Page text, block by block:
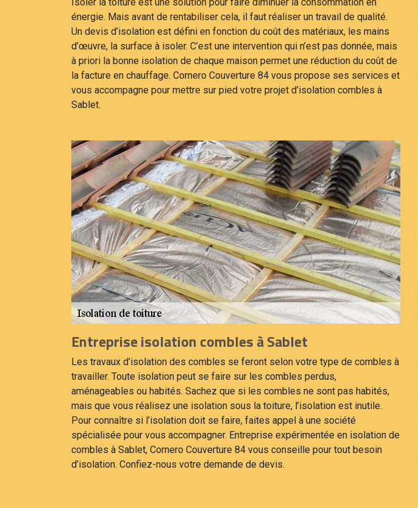
énergie. Mais avant de rentabiliser cela, il faut réaliser un travail de qualité.
Un devis d’isolation est défini en fonction du coût des matériaux, les mains
d’œuvre, la surface à isoler. C’est une intervention qui n’est pas donnée, mais
à priori la bonne isolation de chaque maison permet une réduction du coût de
la facture en chauffage. Cornero Couverture 84 vous propose ses services et
vous accompagne pour mettre sur pied votre projet d’isolation combles à
Sablet.
Entreprise isolation combles à Sablet
Les travaux d’isolation des combles se feront selon votre type de combles à
travailler. Toute isolation peut se faire sur les combles perdus,
aménageables ou habités. Sachez que si les combles ne sont pas habités,
mais que vous réalisez une isolation sous la toiture, l’isolation est inutile.
Pour connaître si l’isolation doit se faire, faites appel à une société
spécialisée pour vous accompagner. Entreprise expérimentée en isolation de
combles à Sablet, Cornero Couverture 84 vous conseille pour tout besoin
d’isolation. Confiez-nous votre demande de devis.